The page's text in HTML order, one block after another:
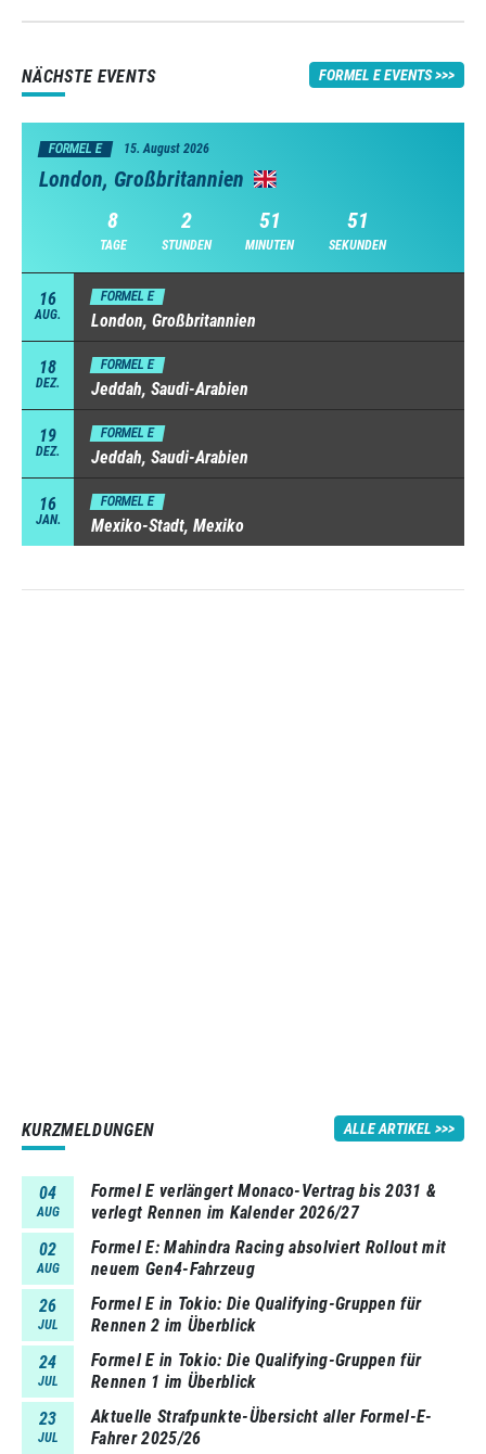
NÄCHSTE EVENTS FORMEL E EVENTS
FORMEL E 15. August 2026
London, Großbritannien
8
TAGE
2
STUNDEN
51
MINUTEN
49
SEKUNDEN
16
AUG.
FORMEL E
London, Großbritannien
18
DEZ.
FORMEL E
Jeddah, Saudi-Arabien
19
DEZ.
FORMEL E
Jeddah, Saudi-Arabien
16
JAN.
FORMEL E
Mexiko-Stadt, Mexiko
KURZMELDUNGEN ALLE ARTIKEL
04
AUG
Formel E verlängert Monaco-Vertrag bis 2031 &
verlegt Rennen im Kalender 2026/27
02
AUG
Formel E: Mahindra Racing absolviert Rollout mit
neuem Gen4-Fahrzeug
26
JUL
Formel E in Tokio: Die Qualifying-Gruppen für
Rennen 2 im Überblick
24
JUL
Formel E in Tokio: Die Qualifying-Gruppen für
Rennen 1 im Überblick
23
JUL
Aktuelle Strafpunkte-Übersicht aller Formel-E-
Fahrer 2025/26